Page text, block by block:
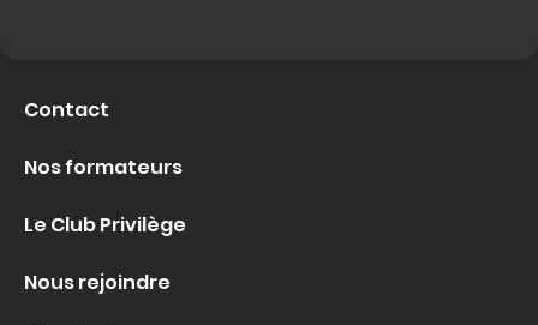
Contact
Nos formateurs
Le Club Privilège
Nous rejoindre